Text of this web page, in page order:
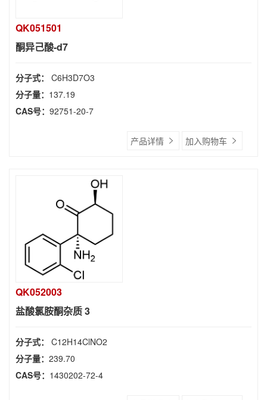
QK051501
酮异己酸-d7
分子式： C6H3D7O3
分子量： 137.19
CAS号： 92751-20-7
产品详情 加入购物车
QK052003
盐酸氯胺酮杂质 3
分子式： C12H14ClNO2
分子量： 239.70
CAS号： 1430202-72-4